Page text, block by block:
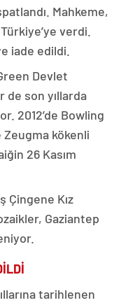
Mahkeme,
verdi.
iade edildi.
Devlet
son yıllarda
2012’de Bowling
kökenli
26 Kasım
Çingene Kız
Gaziantep
tarihlenen